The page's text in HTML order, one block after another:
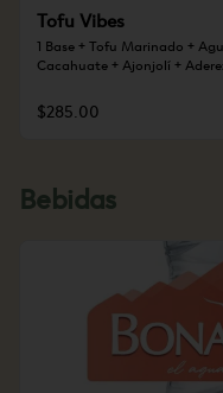
Tofu Vibes
1 Base + Tofu Marinado +
Cacahuate + Ajonjolí +
$285.00
Bebidas